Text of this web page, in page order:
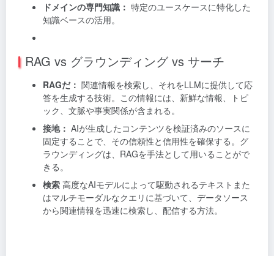
ドメインの専門知識： 特定のユースケースに特化した
知識ベースの活用。
RAG vs グラウンディング vs サーチ
RAGだ： 関連情報を検索し、それをLLMに提供して応
答を生成する技術。この情報には、新鮮な情報、トピ
ック、文脈や事実関係が含まれる。
接地： AIが生成したコンテンツを検証済みのソースに
固定することで、その信頼性と信用性を確保する。グ
ラウンディングは、RAGを手法として用いることがで
きる。
検索 高度なAIモデルによって駆動されるテキストまた
はマルチモーダルなクエリに基づいて、データソース
から関連情報を迅速に検索し、配信する方法。